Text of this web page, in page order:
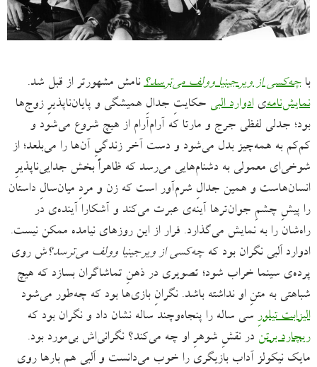
باچه‌کسی از ویرجینیا وولف می‌ترسد؟ نامش مشهورتر از قبل شد.
نمایش‌نامه‌یادوارد البی حکایتِ جدالِ همیشگی و پایان‌ناپذیرِ زوج‌ها
بود؛ جدلی لفظی جرج و مارتا که آرام‌آرام از هیچ شروع می‌شود و
کم‌کم به همه‌چیز بدل می‌شود و دست آخر زندگیِ آن‌ها را می‌بلعد؛ از
شوخی‌ای معمولی به دشنام‌هایی می‌رسد که ظاهراً بخش جدایی‌ناپذیرِ
انسان‌هاست و همین جدالِ شرم‌آور است که زن و مردِ میان‌سالِ داستان
را پیشِ چشمِ جوان‌ترها آینه‌ی عبرت می‌کند و آشکارا آینده‌ی در
راه‌شان را به نمایش می‌گذارد. فرار از این روزهای نیامده ممکن نیست.
ادوارد اَلبی نگران بود کهچه‌کسی از ویرجینیا وولف می‌ترسد؟ش روی
پرده‌ی سینما خراب شود؛ تصویری در ذهنِ تماشاگران بسازد که هیچ
شباهتی به متنِ او نداشته باشد. نگرانِ بازی‌ها بود که چه‌طور می‌شود
الیزابت تیلورِ سی ساله را پنجاه‌وچند ساله نشان داد و نگران بود که
ریچارد برتن در نقشِ شوهرِ او چه می‌کند؟ نگرانی‌اش بی‌مورد بود.
مایک نیکولز آدابِ بازیگری را خوب می‌دانست و اَلبی هم بارها روی